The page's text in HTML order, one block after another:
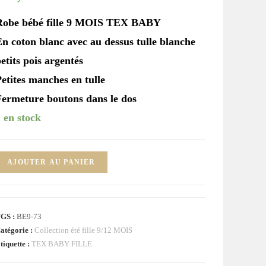
bébé fille 9 MOIS TEX BABY
coton blanc avec au dessus tulle blanche
pois argentés
manches en tulle
boutons dans le dos
en stock
AJOUTER AU PANIER
:BE9-73
:Collection été fille 9/12 MOIS
:TEX BABY FILLE